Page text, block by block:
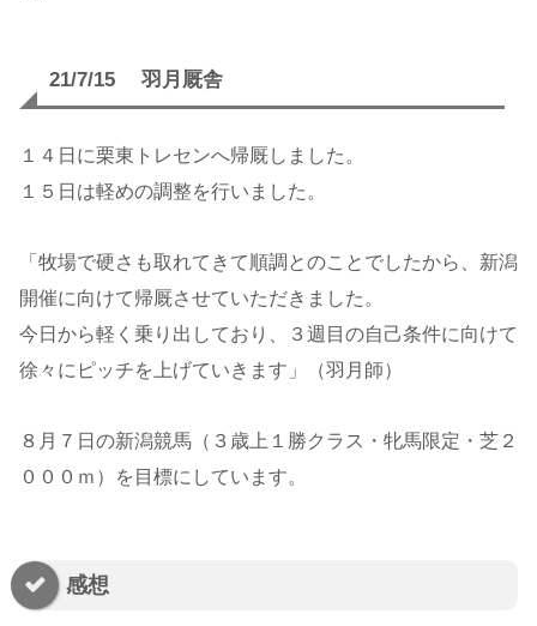
21/7/15 羽月厩舎
１４日に栗東トレセンへ帰厩しました。
１５日は軽めの調整を行いました。
「牧場で硬さも取れてきて順調とのことでしたから、新潟
開催に向けて帰厩させていただきました。
今日から軽く乗り出しており、３週目の自己条件に向けて
徐々にピッチを上げていきます」（羽月師）
８月７日の新潟競馬（３歳上１勝クラス・牝馬限定・芝２
０００ｍ）を目標にしています。
感想